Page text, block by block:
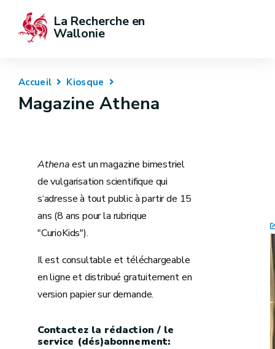
La Recherche en
Wallonie
Accueil Kiosque
Magazine Athena
Athenaest un magazine bimestriel
de vulgarisation scientifique qui
s‘adresse à tout public à partir de 15
ans (8 ans pour la rubrique
"CurioKids").
Il est consultable et téléchargeable
en ligne et distribué gratuitement en
version papier sur demande.
Contactez la rédaction / le
service (dés)abonnement: